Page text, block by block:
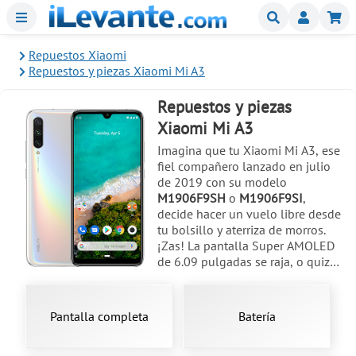
Menu Buscar
Repuestos Xiaomi
Repuestos y piezas Xiaomi Mi A3
Repuestos y piezas
Xiaomi Mi A3
Imagina que tu Xiaomi Mi A3, ese
fiel compañero lanzado en julio
de 2019 con su modelo
M1906F9SH o M1906F9SI,
decide hacer un vuelo libre desde
tu bolsillo y aterriza de morros.
¡Zas! La pantalla Super AMOLED
de 6.09 pulgadas se raja, o quizás
White queda hecha trizas. No te
preocupes, aquí en nuestra tienda
Pantalla completa Batería